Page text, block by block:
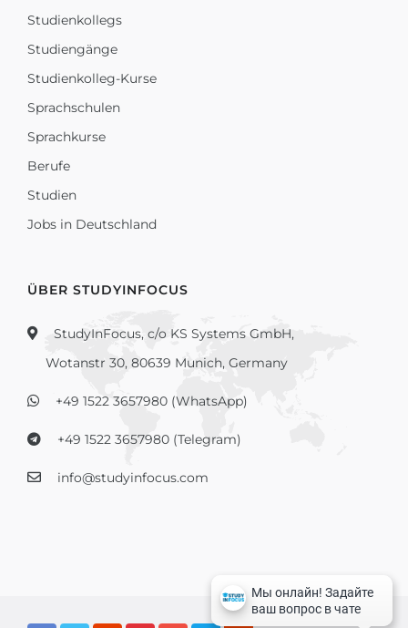
Studienkollegs
Studiengänge
Studienkolleg-Kurse
Sprachschulen
Sprachkurse
Berufe
Studien
Jobs in Deutschland
ÜBER STUDYINFOCUS
StudyInFocus, c/o KS Systems GmbH,
Wotanstr 30, 80639 Munich, Germany
+49 1522 3657980 (WhatsApp)
+49 1522 3657980 (Telegram)
info@studyinfocus.com